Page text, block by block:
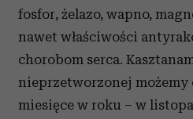
fosfor, żelazo, wapno,
nawet właściwości
chorobom serca.
nieprzetworzonej możemy
miesięce w roku – w